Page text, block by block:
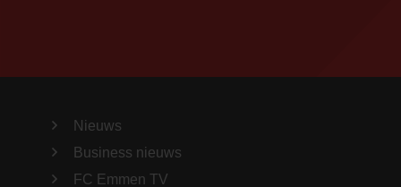
Nieuws
Business nieuws
FC Emmen TV